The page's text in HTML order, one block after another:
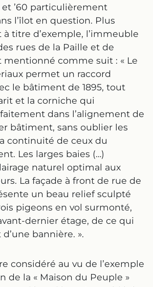
et ’60 particulièrement
l’îlot en question. Plus
titre d’exemple, l’immeuble
rues de la Paille et de
mentionné comme suit : « Le
permet un raccord
le bâtiment de 1895, tout
et la corniche qui
dans l’alignement de
bâtiment, sans oublier les
continuité de ceux du
Les larges baies (…)
naturel optimal aux
La façade à front de rue de
un beau relief sculpté
pigeons en vol surmonté,
dernier étage, de ce qui
bannière. ».
considéré au vu de l’exemple
de la « Maison du Peuple »